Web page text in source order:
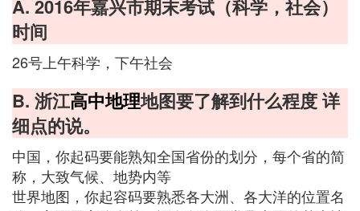
A. 2016年嘉兴市期末考试（科学，社会）
时间
26号上午科学，下午社会
B. 浙江高中地理地图要了解到什么程度 详
细点的说。
中国，你起码要能熟知全国省份的划分，每个省的简
称，大致气候、地势内等
世界地图，你起容码要熟悉各大洲、各大洋的位置名